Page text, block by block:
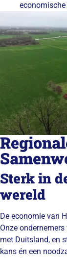
Sterk in
wereld
De economie van
Onze
met Duitsland, en
kans én een